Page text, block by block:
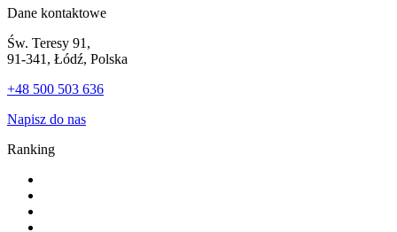
Dane kontaktowe
Św. Teresy 91,
91-341, Łódź, Polska
+48 500 503 636
Napisz do nas
Ranking